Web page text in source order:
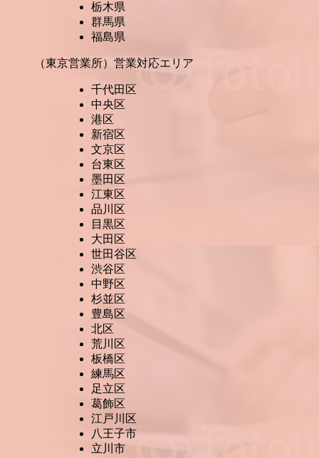
栃木県
群馬県
福島県
（東京営業所）営業対応エリア
千代田区
中央区
港区
新宿区
文京区
台東区
墨田区
江東区
品川区
目黒区
大田区
世田谷区
渋谷区
中野区
杉並区
豊島区
北区
荒川区
板橋区
練馬区
足立区
葛飾区
江戸川区
八王子市
立川市